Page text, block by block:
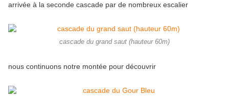
arrivée à la seconde cascade par de nombreux escalier
cascade du grand saut (hauteur 60m)
nous continuons notre montée pour découvrir